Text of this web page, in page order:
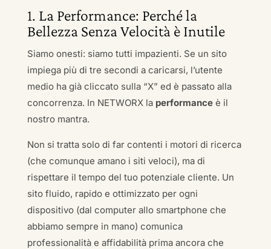
1. La Performance: Perché la
Bellezza Senza Velocità è Inutile
Siamo onesti: siamo tutti impazienti. Se un sito
impiega più di tre secondi a caricarsi, l’utente
medio ha già cliccato sulla “X” ed è passato alla
concorrenza. In NETWORX la performanceè il
nostro mantra.
Non si tratta solo di far contenti i motori di ricerca
(che comunque amano i siti veloci), ma di
rispettare il tempo del tuo potenziale cliente. Un
sito fluido, rapido e ottimizzato per ogni
dispositivo (dal computer allo smartphone che
abbiamo sempre in mano) comunica
professionalità e affidabilità prima ancora che